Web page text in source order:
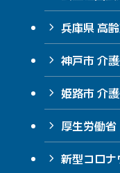
兵庫県 高
神戸市 介
姫路市 介
厚生労働省
新型コロ